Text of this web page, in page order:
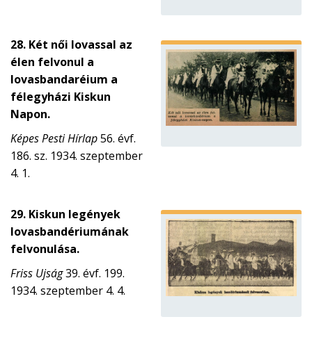
28. Két női lovassal az
élen felvonul a
lovasbandaréium a
félegyházi Kiskun
Napon.
Képes Pesti Hírlap56. évf.
186. sz. 1934. szeptember
4. 1.
29. Kiskun legények
lovasbandériumának
felvonulása.
Friss Ujság39. évf. 199.
1934. szeptember 4. 4.